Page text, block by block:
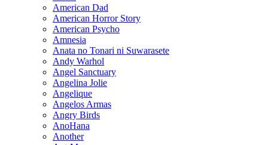
American Dad
American Horror Story
American Psycho
Amnesia
Anata no Tonari ni Suwarasete
Andy Warhol
Angel Sanctuary
Angelina Jolie
Angelique
Angelos Armas
Angry Birds
AnoHana
Another